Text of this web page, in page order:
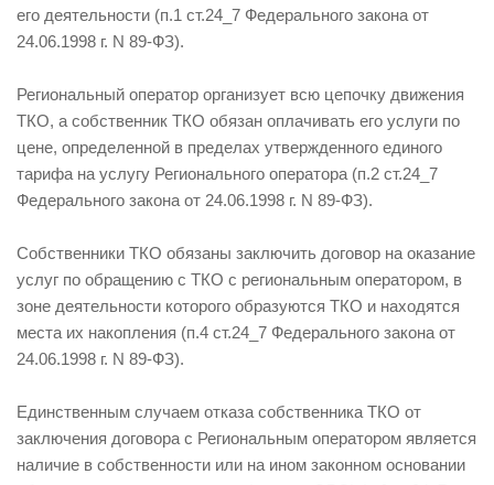
его деятельности (п.1 ст.24_7 Федерального закона от
24.06.1998 г. N 89-ФЗ).
Региональный оператор организует всю цепочку движения
ТКО, а собственник ТКО обязан оплачивать его услуги по
цене, определенной в пределах утвержденного единого
тарифа на услугу Регионального оператора (п.2 ст.24_7
Федерального закона от 24.06.1998 г. N 89-ФЗ).
Собственники ТКО обязаны заключить договор на оказание
услуг по обращению с ТКО с региональным оператором, в
зоне деятельности которого образуются ТКО и находятся
места их накопления (п.4 ст.24_7 Федерального закона от
24.06.1998 г. N 89-ФЗ).
Единственным случаем отказа собственника ТКО от
заключения договора с Региональным оператором является
наличие в собственности или на ином законном основании